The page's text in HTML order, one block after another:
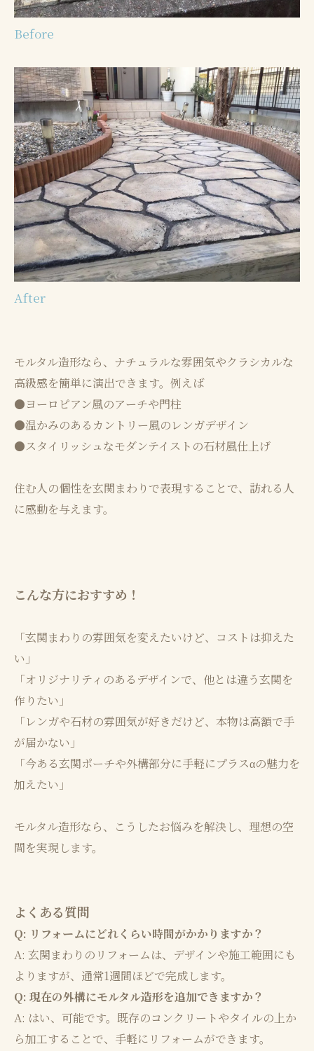
Before
After
モルタル造形なら、ナチュラルな雰囲気やクラシカルな
高級感を簡単に演出できます。例えば
●ヨーロピアン風のアーチや門柱
●温かみのあるカントリー風のレンガデザイン
●スタイリッシュなモダンテイストの石材風仕上げ
住む人の個性を玄関まわりで表現することで、訪れる人
に感動を与えます。
こんな方におすすめ！
「玄関まわりの雰囲気を変えたいけど、コストは抑えた
い」
「オリジナリティのあるデザインで、他とは違う玄関を
作りたい」
「レンガや石材の雰囲気が好きだけど、本物は高額で手
が届かない」
「今ある玄関ポーチや外構部分に手軽にプラスαの魅力を
加えたい」
モルタル造形なら、こうしたお悩みを解決し、理想の空
間を実現します。
よくある質問
Q: リフォームにどれくらい時間がかかりますか？
A: 玄関まわりのリフォームは、デザインや施工範囲にも
よりますが、通常1週間ほどで完成します。
Q: 現在の外構にモルタル造形を追加できますか？
A: はい、可能です。既存のコンクリートやタイルの上か
ら加工することで、手軽にリフォームができます。